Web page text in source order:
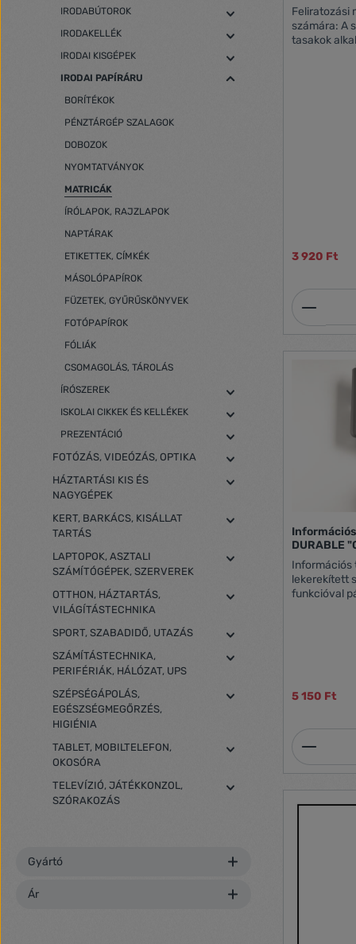
IRODABÚTOROK
IRODAKELLÉK
IRODAI KISGÉPEK
IRODAI PAPÍRÁRU
BORÍTÉKOK
PÉNZTÁRGÉP SZALAGOK
DOBOZOK
NYOMTATVÁNYOK
MATRICÁK
ÍRÓLAPOK, RAJZLAPOK
NAPTÁRAK
ETIKETTEK, CÍMKÉK
MÁSOLÓPAPÍROK
FÜZETEK, GYŰRŰSKÖNYVEK
FOTÓPAPÍROK
FÓLIÁK
CSOMAGOLÁS, TÁROLÁS
ÍRÓSZEREK
ISKOLAI CIKKEK ÉS KELLÉKEK
PREZENTÁCIÓ
FOTÓZÁS, VIDEÓZÁS, OPTIKA
HÁZTARTÁSI KIS ÉS
NAGYGÉPEK
KERT, BARKÁCS, KISÁLLAT
TARTÁS
LAPTOPOK, ASZTALI
SZÁMÍTÓGÉPEK, SZERVEREK
OTTHON, HÁZTARTÁS,
VILÁGÍTÁSTECHNIKA
SPORT, SZABADIDŐ, UTAZÁS
SZÁMÍTÁSTECHNIKA,
PERIFÉRIÁK, HÁLÓZAT, UPS
SZÉPSÉGÁPOLÁS,
EGÉSZSÉGMEGŐRZÉS,
HIGIÉNIA
TABLET, MOBILTELEFON,
OKOSÓRA
TELEVÍZIÓ, JÁTÉKKONZOL,
SZÓRAKOZÁS
Gyártó
Ár
Feliratozási
számára: A
tasakok
323 mm x
3 920 Ft
DURABLE
Információs
lekerekített
funkcióval párosul. A
5 150 Ft